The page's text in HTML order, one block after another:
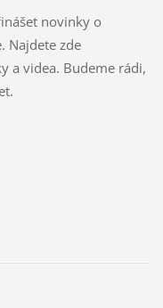
novinky o
Najdete zde
a videa. Budeme rádi,